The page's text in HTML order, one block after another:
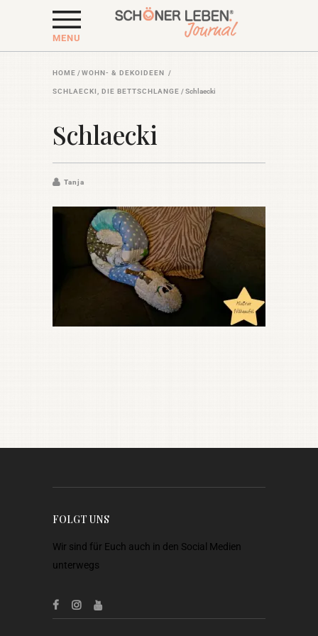
MENU
HOME /WOHN- & DEKOIDEEN /
SCHLAECKI, DIE BETTSCHLANGE /Schlaecki
Schlaecki
Tanja
FOLGT UNS
Wir sind für Euch auch in den Social Medien
unterwegs